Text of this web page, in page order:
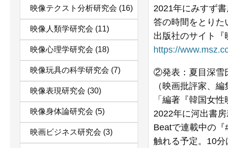
映像テクスト分析研究会 (16)
映像人類学研究会 (11)
映像心理学研究会 (18)
映像玩具の科学研究会 (7)
映像表現研究会 (30)
映像身体論研究会 (5)
映画ビジネス研究会 (3)
2021年にみすず
答の時間をとりた
出版社のサイト『
https://
②発表：夏目深雪
（映画批評家、
「編著『韓国女
2022年に河出書
Beatで連載中の
触れる予定。10分